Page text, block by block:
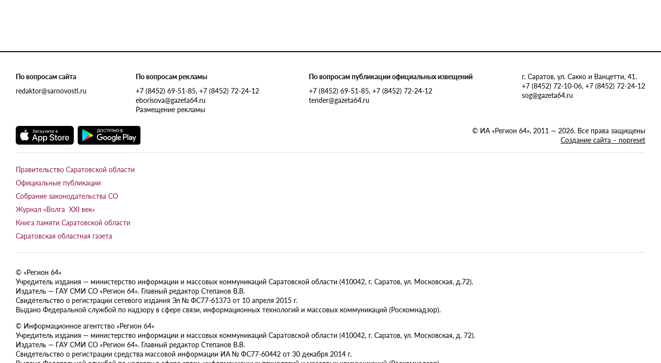
По вопросам сайта
redaktor@sarnovosti.ru
По вопросам рекламы
+7 (8452) 69-51-85, +7 (8452) 72-24-12
eborisova@gazeta64.ru
Размещение рекламы
По вопросам публикации официальных извещений
+7 (8452) 69-51-85, +7 (8452) 72-24-12
tender@gazeta64.ru
г. Саратов, ул. Сакко и Ванцетти, 41.
+7 (8452) 72-10-06, +7 (8452) 72-24-12
sog@gazeta64.ru
© ИА «Регион 64», 2011 — 2026. Все права защищены
Создание сайта – nopreset
Правительство Саратовской области
Официальные публикации
Собрание законодательства СО
Журнал «Волга XXI век»
Книга памяти Саратовской области
Саратовская областная газета
© «Регион 64»
Учредитель издания — министерство информации и массовых коммуникаций Саратовской области (410042, г. Саратов, ул. Московская, д.72).
Издатель — ГАУ СМИ СО «Регион 64». Главный редактор Степанов В.В.
Свидетельство о регистрации сетевого издания Эл № ФС77-61373 от 10 апреля 2015 г.
Выдано Федеральной службой по надзору в сфере связи, информационных технологий и массовых коммуникаций (Роскомнадзор).
© Информационное агентство «Регион 64»
Учредитель издания — министерство информации и массовых коммуникаций Саратовской области (410042, г. Саратов, ул. Московская, д. 72).
Издатель — ГАУ СМИ СО «Регион 64». Главный редактор Степанов В.В.
Свидетельство о регистрации средства массовой информации ИА № ФС77-60442 от 30 декабря 2014 г.